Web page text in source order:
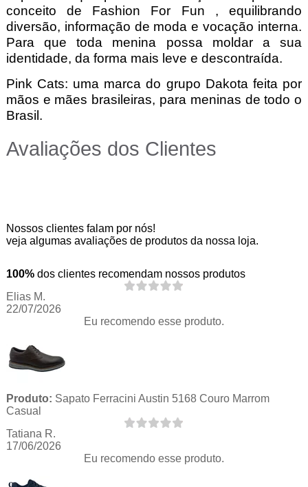
conceito de Fashion For Fun , equilibrando
diversão, informação de moda e vocação interna.
Para que toda menina possa moldar a sua
identidade, da forma mais leve e descontraída.
Pink Cats: uma marca do grupo Dakota feita por
mãos e mães brasileiras, para meninas de todo o
Brasil.
Avaliações dos Clientes
Nossos clientes falam por nós!
veja algumas avaliações de produtos da nossa loja.
100% dos clientes recomendam nossos produtos
Elias M.
22/07/2026
Eu recomendo esse produto.
Produto: Sapato Ferracini Austin 5168 Couro Marrom
Casual
Tatiana R.
17/06/2026
Eu recomendo esse produto.